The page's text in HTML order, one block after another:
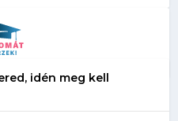
idén meg kell